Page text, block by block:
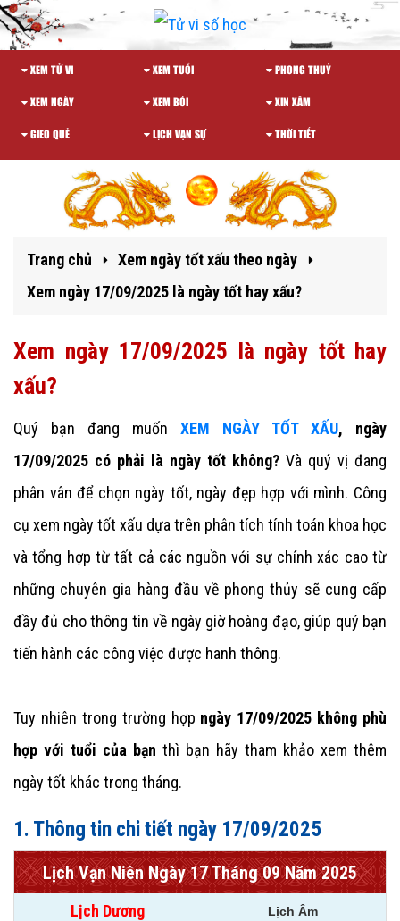
XEM TỬ VI XEM TUỔI PHONG THUỶ
XEM NGÀY XEM BÓI XIN XĂM
GIEO QUẺ LỊCH VẠN SỰ THỜI TIẾT
Trang chủ
Xem ngày tốt xấu theo ngày
Xem ngày 17/09/2025 là ngày tốt hay xấu?
Xem ngày 17/09/2025 là ngày tốt hay
xấu?
Quý bạn đang muốn XEM NGÀY TỐT XẤU, ngày
17/09/2025 có phải là ngày tốt không? Và quý vị đang
phân vân để chọn ngày tốt, ngày đẹp hợp với mình. Công
cụ xem ngày tốt xấu dựa trên phân tích tính toán khoa học
và tổng hợp từ tất cả các nguồn với sự chính xác cao từ
những chuyên gia hàng đầu về phong thủy sẽ cung cấp
đầy đủ cho thông tin về ngày giờ hoàng đạo, giúp quý bạn
tiến hành các công việc được hanh thông.
Tuy nhiên trong trường hợp ngày 17/09/2025 không phù
hợp với tuổi của bạn thì bạn hãy tham khảo xem thêm
ngày tốt khác trong tháng.
1. Thông tin chi tiết ngày 17/09/2025
Lịch Vạn Niên Ngày 17 Tháng 09 Năm 2025
Lịch Dương Lịch Âm